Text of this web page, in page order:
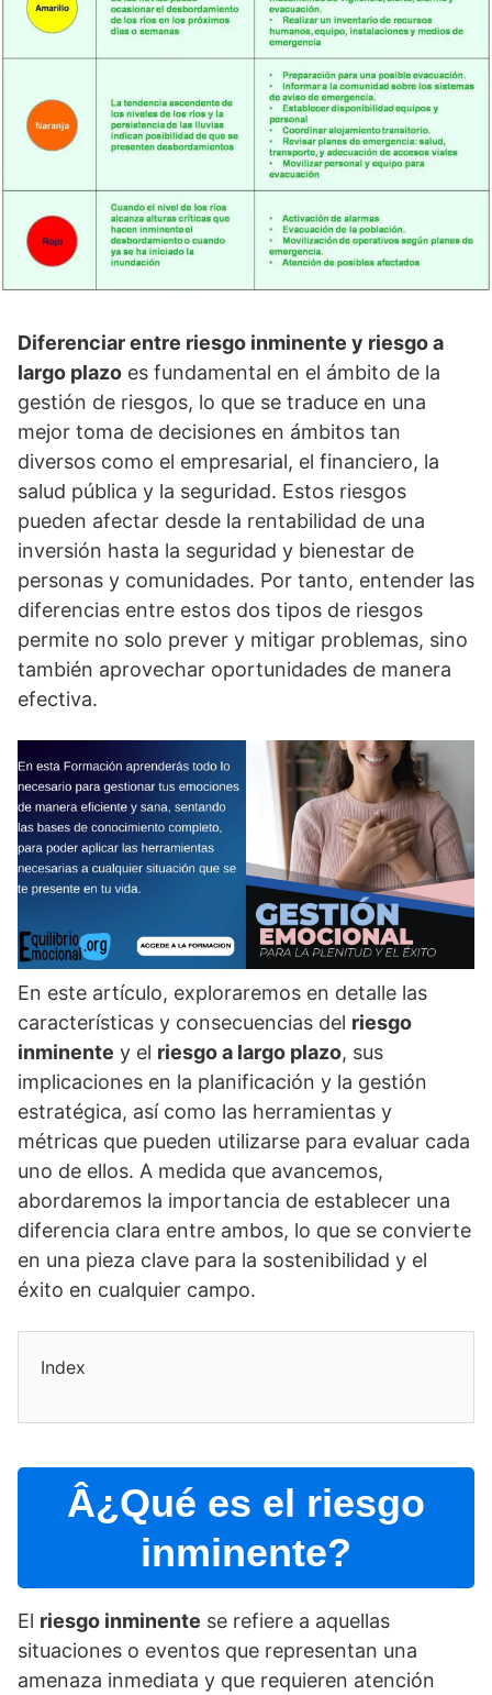
Diferenciar entre riesgo inminente y riesgo a
largo plazo es fundamental en el ámbito de la
gestión de riesgos, lo que se traduce en una
mejor toma de decisiones en ámbitos tan
diversos como el empresarial, el financiero, la
salud pública y la seguridad. Estos riesgos
pueden afectar desde la rentabilidad de una
inversión hasta la seguridad y bienestar de
personas y comunidades. Por tanto, entender las
diferencias entre estos dos tipos de riesgos
permite no solo prever y mitigar problemas, sino
también aprovechar oportunidades de manera
efectiva.
En este artí­culo, exploraremos en detalle las
caracterí­sticas y consecuencias del riesgo
inminente y el riesgo a largo plazo, sus
implicaciones en la planificación y la gestión
estratégica, así­ como las herramientas y
métricas que pueden utilizarse para evaluar cada
uno de ellos. A medida que avancemos,
abordaremos la importancia de establecer una
diferencia clara entre ambos, lo que se convierte
en una pieza clave para la sostenibilidad y el
éxito en cualquier campo.
Index
Â¿Qué es el riesgo
inminente?
El riesgo inminente se refiere a aquellas
situaciones o eventos que representan una
amenaza inmediata y que requieren atención